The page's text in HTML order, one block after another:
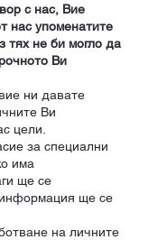
с нас, Вие
нас упоменатите
тях не би могло да
Ви
ни давате
Ви
цели.
за специални
има
ще се
ще се
на личните